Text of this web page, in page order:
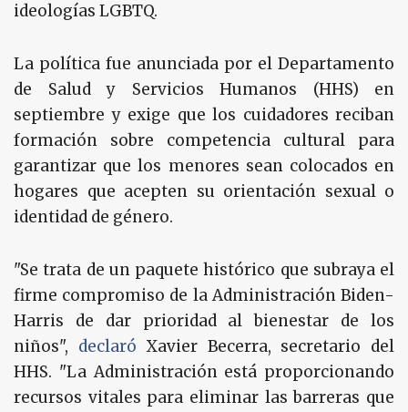
ideologías LGBTQ.
La política fue anunciada por el Departamento
de Salud y Servicios Humanos (HHS) en
septiembre y exige que los cuidadores reciban
formación sobre competencia cultural para
garantizar que los menores sean colocados en
hogares que acepten su orientación sexual o
identidad de género.
"Se trata de un paquete histórico que subraya el
firme compromiso de la Administración Biden-
Harris de dar prioridad al bienestar de los
niños", declaró Xavier Becerra, secretario del
HHS. "La Administración está proporcionando
recursos vitales para eliminar las barreras que